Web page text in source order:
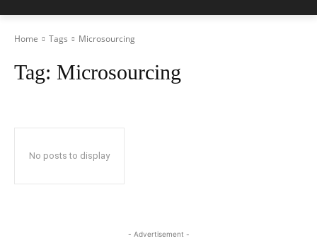
Home Tags Microsourcing
Tag: Microsourcing
No posts to display
- Advertisement -